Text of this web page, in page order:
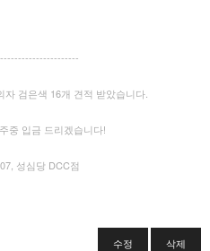
검은색 16개 견적 받았습니다.
중 입금 드리겠습니다!
성심당 DCC점
수정 삭제